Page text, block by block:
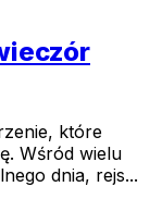
które
Wśród wielu
dnia, rejs...